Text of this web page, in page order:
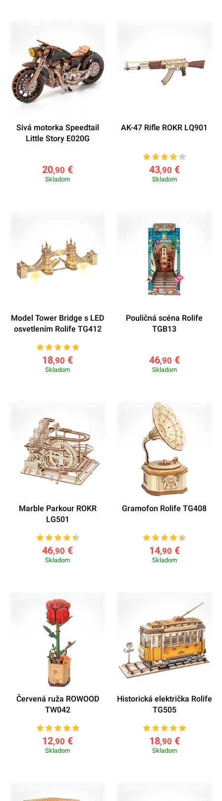
Sivá motorka Speedtail
Little Story E020G
20,90 €
Skladom
AK-47 Rifle ROKR LQ901
43,90 €
Skladom
Model Tower Bridge s LED
osvetlením Rolife TG412
18,90 €
Skladom
Pouličná scéna Rolife
TGB13
46,90 €
Skladom
Marble Parkour ROKR
LG501
46,90 €
Skladom
Gramofon Rolife TG408
14,90 €
Skladom
Červená ruža ROWOOD
TW042
12,90 €
Skladom
Historická električka Rolife
TG505
18,90 €
Skladom